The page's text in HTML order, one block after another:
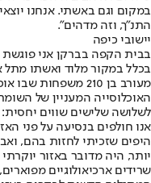
במקום וגם באשתי. אנחנו
התנ"ך, וזה מדהים".
יישובי כיפה
בבית הקפה בברקן אני
בכלל במקור מלוד ואשתו מתל
מעורב בן 210
האוכלוסייה המעניין של
לשלושה שלישים שווים יחסית:
אנו חולפים בנסיעה על פני
היפים שזכיתי לחזות בהם,
יותר, היה מדובר באזור
שרידים ארכיאולוגיים